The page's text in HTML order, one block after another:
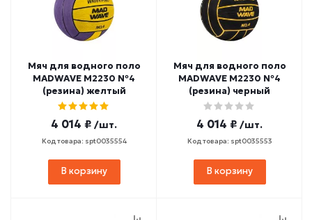
Мяч для водного поло
MADWAVE M2230 №4
(резина) желтый
4 014 ₽ /шт.
Код товара: spt0035554
В корзину
Мяч для водного поло
MADWAVE M2230 №4
(резина) черный
4 014 ₽ /шт.
Код товара: spt0035553
В корзину